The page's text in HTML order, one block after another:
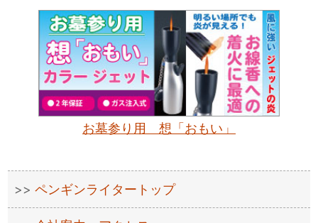
お墓参り用 想「おもい」
ペンギンライタートップ